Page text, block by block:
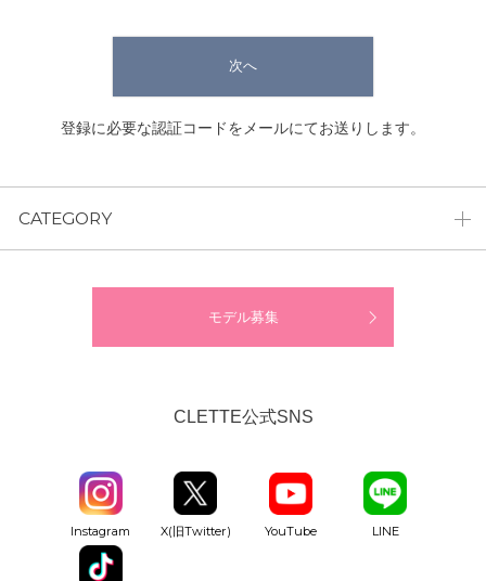
次へ
登録に必要な認証コードをメールにてお送りします。
CATEGORY
モデル募集
CLETTE公式SNS
Instagram X(旧Twitter) YouTube LINE